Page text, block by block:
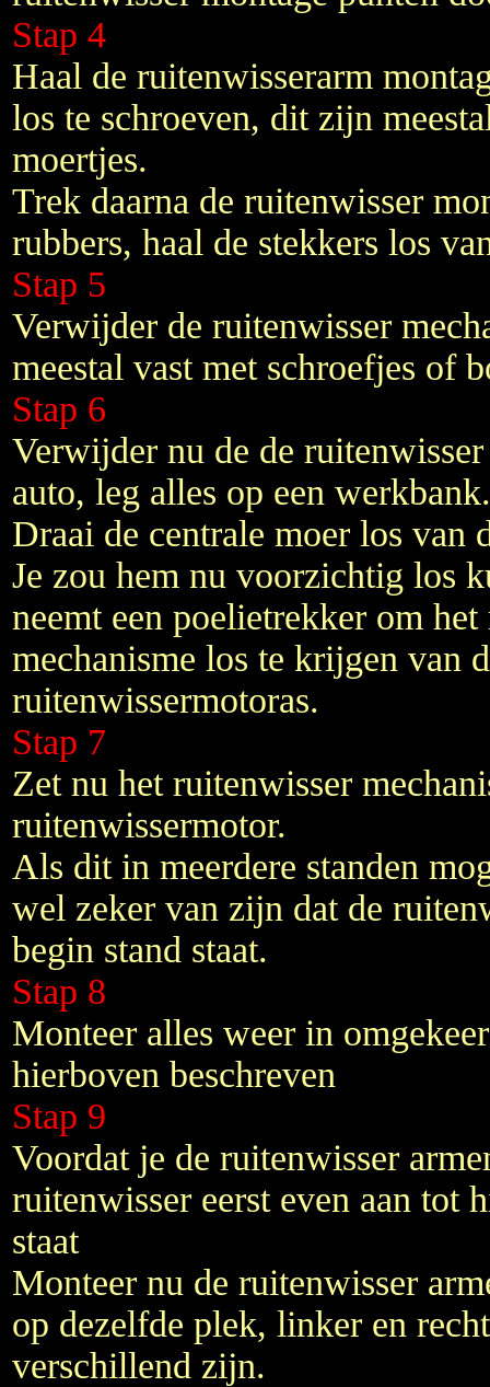
Stap 4
Haal de ruitenwisserarm
los te schroeven, dit zijn
moertjes.
Trek daarna de ruitenwisser
rubbers, haal de stekkers los
Stap 5
Verwijder de ruitenwisser
meestal vast met schroefjes of
Stap 6
Verwijder nu de de
auto, leg alles op een werkbank.
Draai de centrale moer los van
Je zou hem nu voorzichtig los
neemt een poelietrekker om
mechanisme los te krijgen van
ruitenwissermotoras.
Stap 7
Zet nu het ruitenwisser
ruitenwissermotor.
Als dit in meerdere standen
wel zeker van zijn dat de
begin stand staat.
Stap 8
Monteer alles weer in
hierboven beschreven
Stap 9
Voordat je de ruitenwisser
ruitenwisser eerst even aan tot
staat
Monteer nu de ruitenwisser
op dezelfde plek, linker en
verschillend zijn.